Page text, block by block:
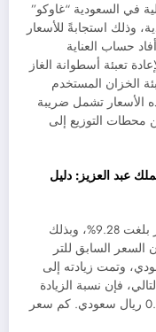
في السعودية “غاوكو”
وذلك استجابةً للأسعار
حساب العناية
تعبئة أسطوانة الغاز
الخزان المستخدم
الأسعار تشمل ضريبة
محطات التوزيع إلى
عبد العزيز: دليل
وأكدت الشركة أن نسبة الزيادة في الأسعار بلغت 9.28%، وبذلك
سعودي. وكان السعر السابق للتر
هو 0.828 ريال سعودي، وتمت زيادته إلى
فإن نسبة الزيادة
تبلغ 8.7%، وقيمة ارتفاع سعر اللتر هي 0.072 ريال سعودي. كم سعر